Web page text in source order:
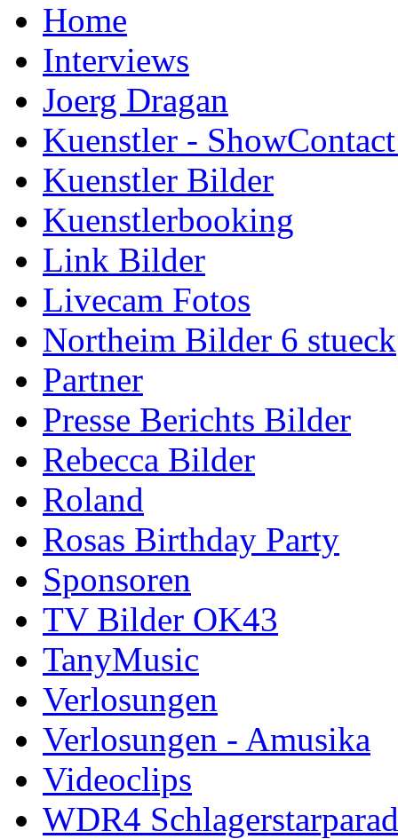
Home
Interviews
Joerg Dragan
Kuenstler -
Kuenstler Bilder
Kuenstlerbooking
Link Bilder
Livecam Fotos
Northeim Bilder 6 stueck
Partner
Presse Berichts Bilder
Rebecca Bilder
Roland
Rosas Birthday Party
Sponsoren
TV Bilder OK43
TanyMusic
Verlosungen
Verlosungen - Amusika
Videoclips
WDR4